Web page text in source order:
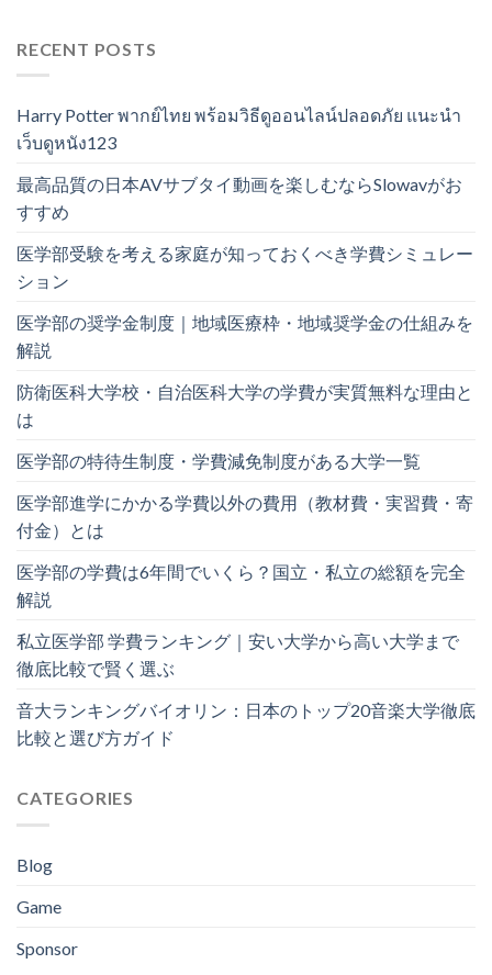
RECENT POSTS
Harry Potter พากย์ไทย พร้อมวิธีดูออนไลน์ปลอดภัย แนะนำ
เว็บดูหนัง123
最高品質の日本AVサブタイ動画を楽しむならSlowavがお
すすめ
医学部受験を考える家庭が知っておくべき学費シミュレー
ション
医学部の奨学金制度｜地域医療枠・地域奨学金の仕組みを
解説
防衛医科大学校・自治医科大学の学費が実質無料な理由と
は
医学部の特待生制度・学費減免制度がある大学一覧
医学部進学にかかる学費以外の費用（教材費・実習費・寄
付金）とは
医学部の学費は6年間でいくら？国立・私立の総額を完全
解説
私立医学部 学費ランキング｜安い大学から高い大学まで
徹底比較で賢く選ぶ
音大ランキングバイオリン：日本のトップ20音楽大学徹底
比較と選び方ガイド
CATEGORIES
Blog
Game
Sponsor